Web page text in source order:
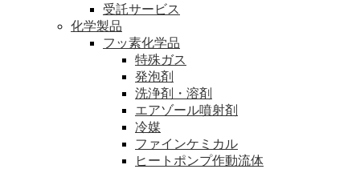
受託サービス
化学製品
フッ素化学品
特殊ガス
発泡剤
洗浄剤・溶剤
エアゾール噴射剤
冷媒
ファインケミカル
ヒートポンプ作動流体